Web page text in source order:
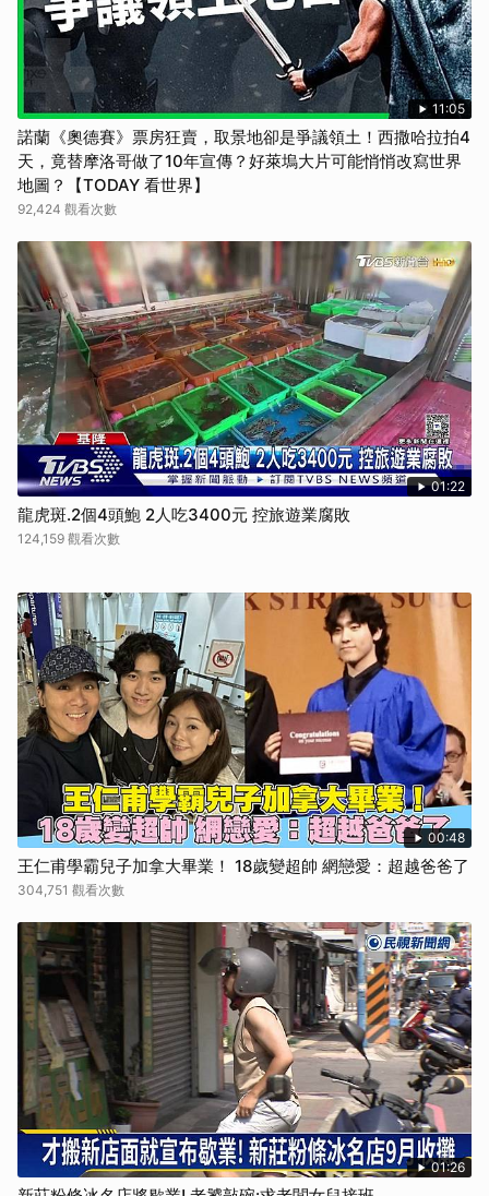
11:05
諾蘭《奧德賽》票房狂賣，取景地卻是爭議領土！西撒哈拉拍4
天，竟替摩洛哥做了10年宣傳？好萊塢大片可能悄悄改寫世界
地圖？【TODAY 看世界】
92,424 觀看次數
01:22
龍虎斑.2個4頭鮑 2人吃3400元 控旅遊業腐敗
124,159 觀看次數
00:48
王仁甫學霸兒子加拿大畢業！ 18歲變超帥 網戀愛：超越爸爸了
304,751 觀看次數
01:26